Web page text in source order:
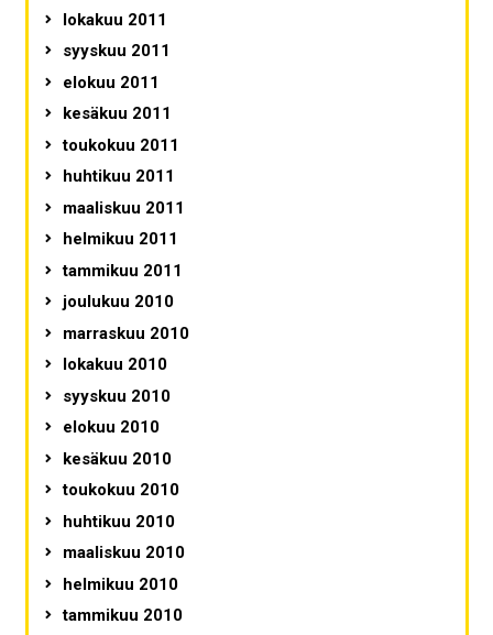
lokakuu 2011
syyskuu 2011
elokuu 2011
kesäkuu 2011
toukokuu 2011
huhtikuu 2011
maaliskuu 2011
helmikuu 2011
tammikuu 2011
joulukuu 2010
marraskuu 2010
lokakuu 2010
syyskuu 2010
elokuu 2010
kesäkuu 2010
toukokuu 2010
huhtikuu 2010
maaliskuu 2010
helmikuu 2010
tammikuu 2010